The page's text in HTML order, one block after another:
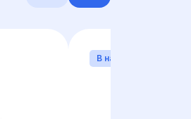
В наличии